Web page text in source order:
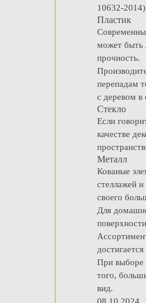
10632-
Пластик
может быть
прочность.
перепадам
с деревом в
Стекло
Если
качестве
Металл
Кованые
стеллажей
своего
Для
При выборе
того,
вид.
08.10.2024